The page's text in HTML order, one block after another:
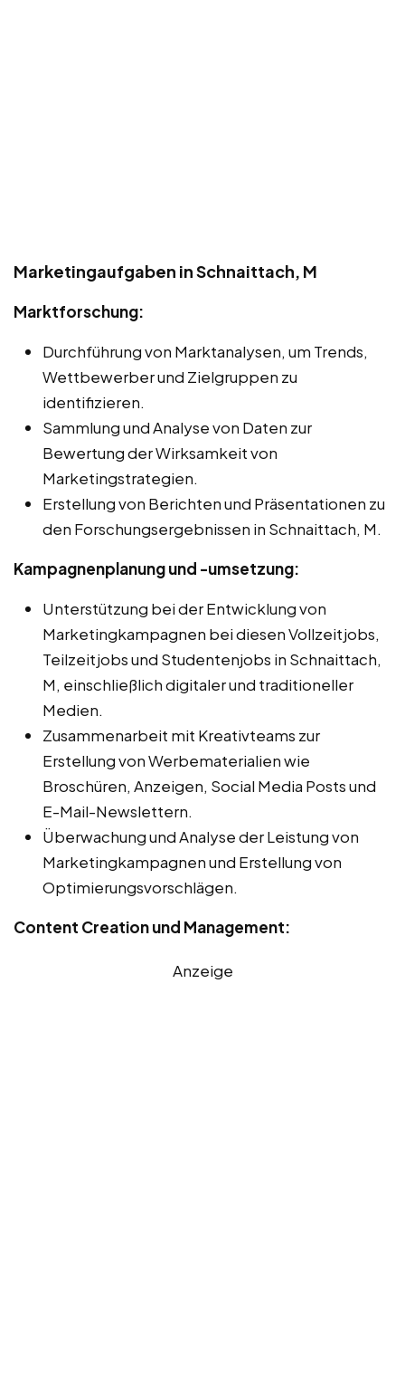
Marketingaufgaben in Schnaittach, M
Marktforschung:
Durchführung von Marktanalysen, um Trends,
Wettbewerber und Zielgruppen zu
identifizieren.
Sammlung und Analyse von Daten zur
Bewertung der Wirksamkeit von
Marketingstrategien.
Erstellung von Berichten und Präsentationen zu
den Forschungsergebnissen in Schnaittach, M.
Kampagnenplanung und -umsetzung:
Unterstützung bei der Entwicklung von
Marketingkampagnen bei diesen Vollzeitjobs,
Teilzeitjobs und Studentenjobs in Schnaittach,
M, einschließlich digitaler und traditioneller
Medien.
Zusammenarbeit mit Kreativteams zur
Erstellung von Werbematerialien wie
Broschüren, Anzeigen, Social Media Posts und
E-Mail-Newslettern.
Überwachung und Analyse der Leistung von
Marketingkampagnen und Erstellung von
Optimierungsvorschlägen.
Content Creation und Management:
Anzeige